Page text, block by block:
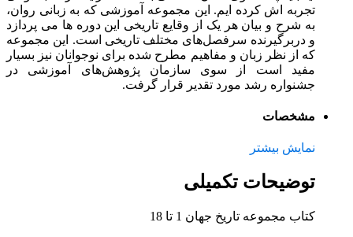
تجربه اش کرده ایم. این مجموعه آموزشی که به زبانی روان،
به شرح و بیان هر یک از وقایع تاریخی این دوره ها می پردازد
و دربرگیرنده سرفصل‌های مختلف تاریخی است. این مجموعه
که از نظر زبان و مفاهیم مطرح شده برای نوجوانان نیز بسیار
مفید است از سوی سازمان پژوهش‌های آموزشی در
جشنواره رشد مورد تقدیر قرار گرفت.
مشخصات
نمایش بیشتر
توضیحات تکمیلی
کتاب مجموعه تاریخ جهان 1 تا 18